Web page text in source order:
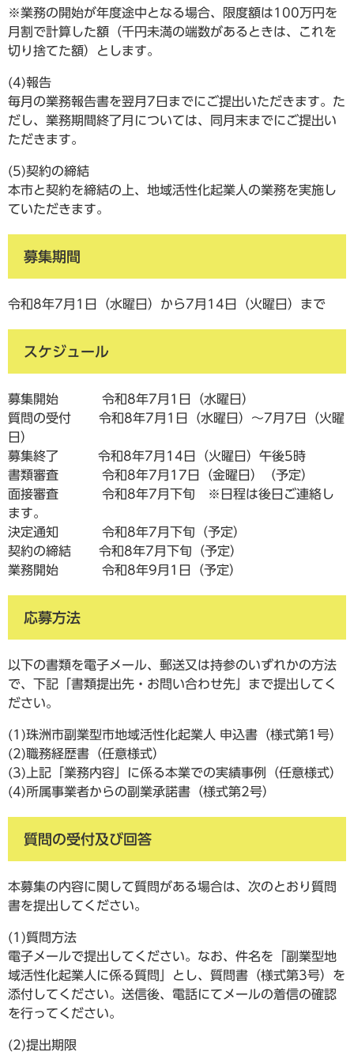
※業務の開始が年度途中となる場合、限度額は100万円を
月割で計算した額（千円未満の端数があるときは、これを
切り捨てた額）とします。
(4)報告
毎月の業務報告書を翌月7日までにご提出いただきます。た
だし、業務期間終了月については、同月末までにご提出い
ただきます。
(5)契約の締結
本市と契約を締結の上、地域活性化起業人の業務を実施し
ていただきます。
募集期間
令和8年7月1日（水曜日）から7月14日（火曜日）まで
スケジュール
募集開始 令和8年7月1日（水曜日）
質問の受付 令和8年7月1日（水曜日）～7月7日（火曜
日）
募集終了 令和8年7月14日（火曜日）午後5時
書類審査 令和8年7月17日（金曜日）（予定）
面接審査 令和8年7月下旬 ※日程は後日ご連絡し
ます。
決定通知 令和8年7月下旬（予定）
契約の締結 令和8年7月下旬（予定）
業務開始 令和8年9月1日（予定）
応募方法
以下の書類を電子メール、郵送又は持参のいずれかの方法
で、下記「書類提出先・お問い合わせ先」まで提出してく
ださい。
(1)珠洲市副業型市地域活性化起業人 申込書（様式第1号）
(2)職務経歴書（任意様式）
(3)上記「業務内容」に係る本業での実績事例（任意様式）
(4)所属事業者からの副業承諾書（様式第2号）
質問の受付及び回答
本募集の内容に関して質問がある場合は、次のとおり質問
書を提出してください。
(1)質問方法
電子メールで提出してください。なお、件名を「副業型地
域活性化起業人に係る質問」とし、質問書（様式第3号）を
添付してください。送信後、電話にてメールの着信の確認
を行ってください。
(2)提出期限